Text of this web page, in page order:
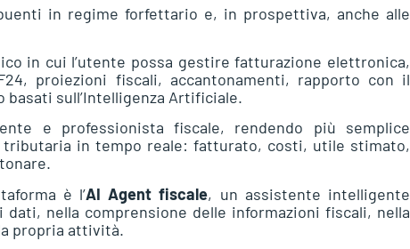
in regime forfettario e, in prospettiva, anche alle
in cui l’utente possa gestire fatturazione elettronica,
proiezioni fiscali, accantonamenti, rapporto con il
sull’Intelligenza Artificiale.
e professionista fiscale, rendendo più semplice
tributaria in tempo reale: fatturato, costi, utile stimato,
è l’AI Agent fiscale, un assistente intelligente
nella comprensione delle informazioni fiscali, nella
propria attività.